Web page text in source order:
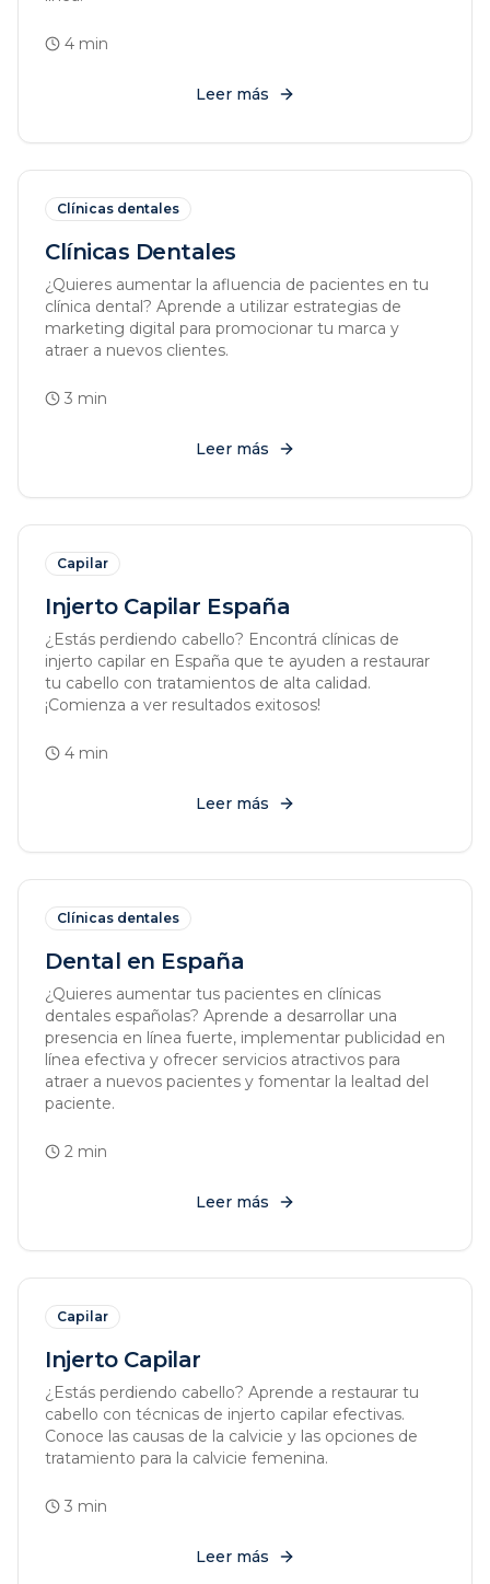
4 min
Leer más
Clínicas dentales
Clínicas Dentales
¿Quieres aumentar la afluencia de pacientes en tu
clínica dental? Aprende a utilizar estrategias de
marketing digital para promocionar tu marca y
atraer a nuevos clientes.
3 min
Leer más
Capilar
Injerto Capilar España
¿Estás perdiendo cabello? Encontrá clínicas de
injerto capilar en España que te ayuden a restaurar
tu cabello con tratamientos de alta calidad.
¡Comienza a ver resultados exitosos!
4 min
Leer más
Clínicas dentales
Dental en España
¿Quieres aumentar tus pacientes en clínicas
dentales españolas? Aprende a desarrollar una
presencia en línea fuerte, implementar publicidad en
línea efectiva y ofrecer servicios atractivos para
atraer a nuevos pacientes y fomentar la lealtad del
paciente.
2 min
Leer más
Capilar
Injerto Capilar
¿Estás perdiendo cabello? Aprende a restaurar tu
cabello con técnicas de injerto capilar efectivas.
Conoce las causas de la calvicie y las opciones de
tratamiento para la calvicie femenina.
3 min
Leer más